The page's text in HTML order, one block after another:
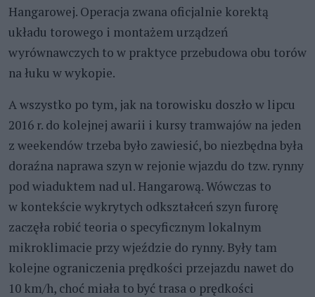
Hangarowej. Operacja zwana oficjalnie korektą
układu torowego i montażem urządzeń
wyrównawczych to w praktyce przebudowa obu torów
na łuku w wykopie.
A wszystko po tym, jak na torowisku doszło w lipcu
2016 r. do kolejnej awarii i kursy tramwajów na jeden
z weekendów trzeba było zawiesić, bo niezbędna była
doraźna naprawa szyn w rejonie wjazdu do tzw. rynny
pod wiaduktem nad ul. Hangarową. Wówczas to
w kontekście wykrytych odkształceń szyn furorę
zaczęła robić teoria o specyficznym lokalnym
mikroklimacie przy wjeździe do rynny. Były tam
kolejne ograniczenia prędkości przejazdu nawet do
10 km/h, choć miała to być trasa o prędkości